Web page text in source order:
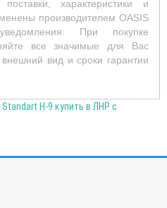
характеристики и
производителем OASIS
При покупке
все значимые для Вас
вид и сроки гарантии
Standart H-9 купить в ЛНР с